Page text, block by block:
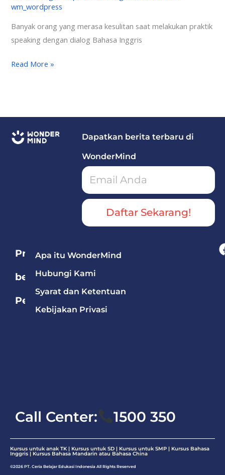
wm_wordpress
Banyak orang yang merasa kesulitan saat melakukan praktik
speaking dengan dialog Bahasa Inggris
Read More »
Dapatkan berita terbaru di
WonderMind
Daftar Sekarang!
Program
berdasarkan
Pelajaran
Apa itu WonderMind
Hubungi Kami
Syarat dan Ketentuan
Kebijakan Privasi
Call Center: 1500 350
Kursus untuk anak TK | Kursus untuk SD | Kursus untuk SMP | Kursus Bahasa
Inggris | Kursus Bahasa Mandarin atau Bahasa China
©2026 PT. Ceria Belajar Edukasi Indonesia All Rights Reserved